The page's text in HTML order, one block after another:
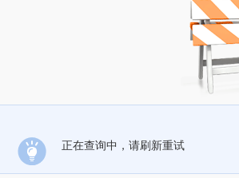
正在查询中，请刷新重试